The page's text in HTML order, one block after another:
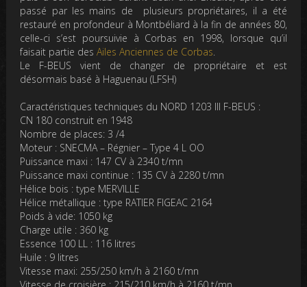
passé par les mains de plusieurs propriétaires, il a été
restauré en profondeur à Montbéliard à la fin de années 80,
celle-ci s’est poursuivie à Corbas en 1998, lorsque qu’il
faisait partie desAiles Anciennes de Corbas.
Le F-BEUS vient de changer de propriétaire et est
désormais basé à Haguenau (LFSH)
Caractéristiques techniques du NORD 1203 III F-BEUS :
CN 180 construit en 1948
Nombre de places: 3 /4
Moteur : SNECMA – Régnier – Type 4 L OO
Puissance maxi : 147 CV à 2340 t/mn
Puissance maxi continue : 135 CV à 2280 t/mn
Hélice bois : type MERVILLE
Hélice métallique : type RATIER FIGEAC 2164
Poids à vide: 1050 kg
Charge utile : 360 kg
Essence 100 LL : 116 litres
Huile : 9 litres
Vitesse maxi: 255/250 km/h à 2160 t/mn